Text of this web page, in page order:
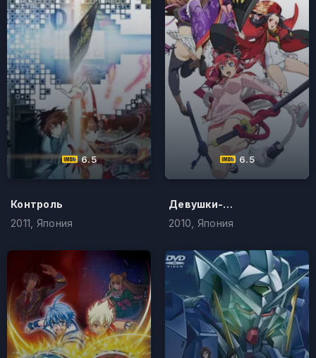
6.5
Контроль
2011, Япония
6.5
Девушки-самураи
2010, Япония